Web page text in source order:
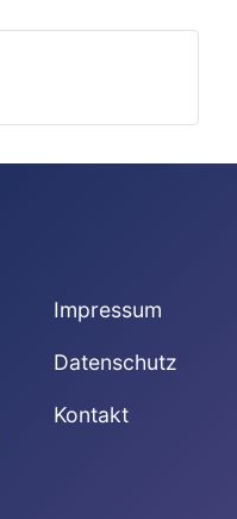
Impressum
Datenschutz
Kontakt